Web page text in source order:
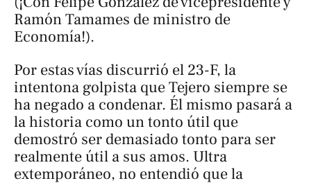
Ramón Tamames de ministro de
Economía!).
Por estas vías discurrió el 23-F, la
intentona golpista que Tejero siempre se
ha negado a condenar. Él mismo pasará a
la historia como un tonto útil que
demostró ser demasiado tonto para ser
realmente útil a sus amos. Ultra
extemporáneo, no entendió que la